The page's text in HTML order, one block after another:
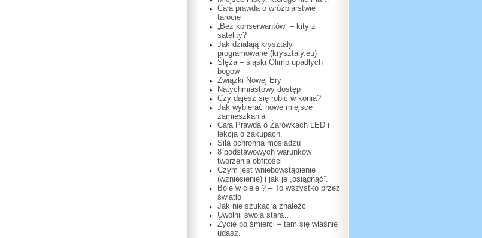
Cała prawda o wróżbiarstwie i
tarocie
„Bez konserwantów” – kity z
satelity?
Jak działają kryształy
programowane (krysztaly.eu)
Ślęża – śląski Olimp upadłych
bogów
Związki Nowej Ery
Natychmiastowy dostęp
Czy dajesz się robić w konia?
Jak wybierać nowe miejsce
zamieszkania
Cała Prawda o Żarówkach LED i
lekcja o zakupach.
Siła ochronna mosiądzu
8 podstawowych warunków
tworzenia obfitości
Czym jest wniebowstąpienie
(wzniesienie) i jak je „osiągnąć”.
Bóle w ciele ? – To wszystko przez
światło
Jak nie szukać a znaleźć
Uwolnij swoją starą…
Życie po śmierci – tam się właśnie
udasz.